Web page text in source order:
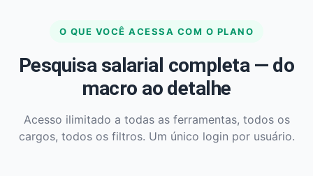
O QUE VOCÊ ACESSA COM O PLANO
Pesquisa salarial completa — do
macro ao detalhe
Acesso ilimitado a todas as ferramentas, todos os
cargos, todos os filtros. Um único login por usuário.